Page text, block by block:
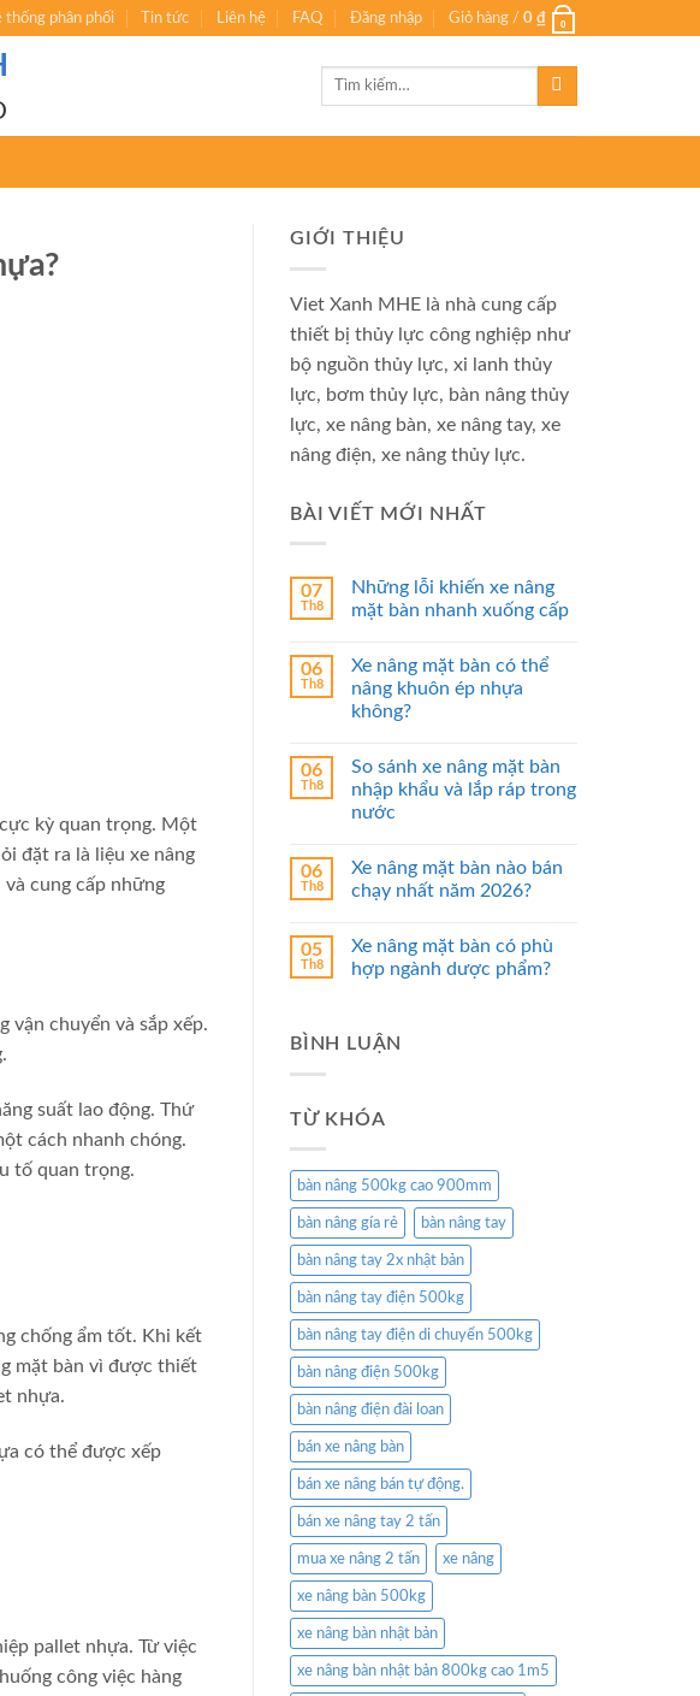
thống phân phối Tin tức Liên hệ FAQ Đăng nhập Giỏ hàng / 0 ₫ 0
Tìm
kỳ quan trọng. Một
đặt ra là liệu xe nâng
cung cấp những
vận chuyển và sắp xếp.
suất lao động. Thứ
cách nhanh chóng.
tố quan trọng.
chống ẩm tốt. Khi kết
mặt bàn vì được thiết
nhựa.
có thể được xếp
pallet nhựa. Từ việc
công việc hàng
GIỚI THIỆU
Viet Xanh MHE là nhà cung cấp
thiết bị thủy lực công nghiệp như
bộ nguồn thủy lực, xi lanh thủy
lực, bơm thủy lực, bàn nâng thủy
lực, xe nâng bàn, xe nâng tay, xe
nâng điện, xe nâng thủy lực.
BÀI VIẾT MỚI NHẤT
07
Th8
Những lỗi khiến xe nâng
mặt bàn nhanh xuống cấp
06
Th8
Xe nâng mặt bàn có thể
nâng khuôn ép nhựa
không?
06
Th8
So sánh xe nâng mặt bàn
nhập khẩu và lắp ráp trong
nước
06
Th8
Xe nâng mặt bàn nào bán
chạy nhất năm 2026?
05
Th8
Xe nâng mặt bàn có phù
hợp ngành dược phẩm?
BÌNH LUẬN
TỪ KHÓA
bàn nâng 500kg cao 900mm
bàn nâng gía rẻ bàn nâng tay
bàn nâng tay 2x nhật bản
bàn nâng tay điện 500kg
bàn nâng tay điện di chuyển 500kg
bàn nâng điện 500kg
bàn nâng điện đài loan
bán xe nâng bàn
bán xe nâng bán tự động.
bán xe nâng tay 2 tấn
mua xe nâng 2 tấn xe nâng
xe nâng bàn 500kg
xe nâng bàn nhật bản
xe nâng bàn nhật bản 800kg cao 1m5